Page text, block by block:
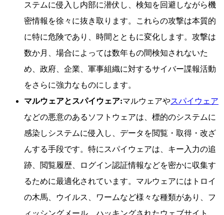
ステムに侵入し内部に潜伏し、検知を回避しながら機
密情報を徐々に抜き取ります。これらの攻撃は本質的
に特に危険であり、時間とともに変化します。攻撃は
数か月、場合によっては数年もの間検知されないた
め、政府、企業、軍事組織に対するサイバー諜報活動
をさらに強力なものにします。
マルウェアとスパイウェア:マルウェアやスパイウェア
などの悪意のあるソフトウェアは、標的のシステムに
感染しシステムに侵入し、データを閲覧・取得・改ざ
んする手段です。特にスパイウェアは、キー入力の追
跡、閲覧履歴、ログイン認証情報などを密かに収集す
るために最適化されています。マルウェアにはトロイ
の木馬、ウイルス、ワームなど様々な種類があり、フ